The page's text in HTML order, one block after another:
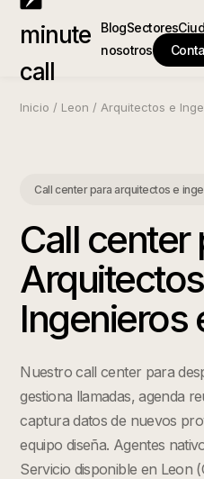
minute
call
BlogSectores
nosotros
Inicio / Leon / Arquitectos e
Call center para arquitectos e
Call center
Ingenieros
Nuestro call center para
gestiona llamadas, agenda
captura datos de nuevos
equipo diseña. Agentes
Servicio disponible en Leon (